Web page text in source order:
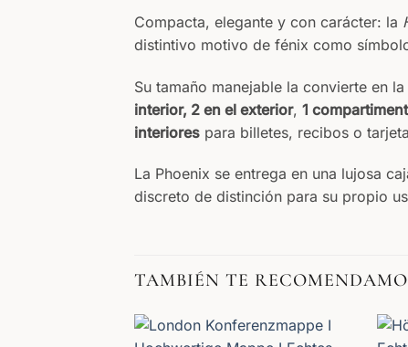
Compacta, elegante y con carácter: la
distintivo motivo de fénix como
Su tamaño manejable la convierte en
interior, 2 en el exterior, 1
interiores para billetes, recibos o
La Phoenix se entrega en una lujosa
discreto de distinción para su propio
TAMBIÉN TE